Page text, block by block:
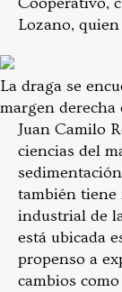
Lozano,
La draga se
margen derecha
Juan Camilo
ciencias del
también tiene
industrial de
está ubicada
propenso a
cambios